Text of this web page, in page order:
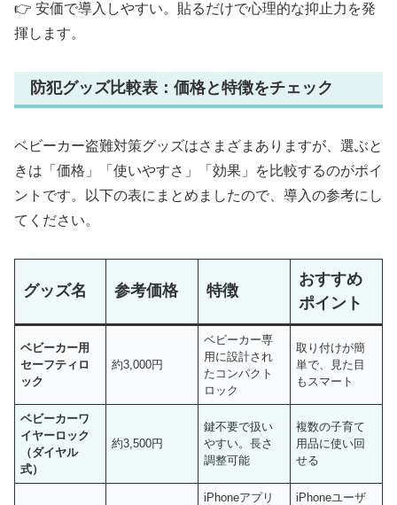
👉 安価で導入しやすい。貼るだけで心理的な抑止力を発
揮します。
防犯グッズ比較表：価格と特徴をチェック
ベビーカー盗難対策グッズはさまざまありますが、選ぶと
きは「価格」「使いやすさ」「効果」を比較するのがポイ
ントです。以下の表にまとめましたので、導入の参考にし
てください。
グッズ名 参考価格 特徴
おすすめ
ポイント
ベビーカー用
セーフティロ
ック
約3,000円
ベビーカー専
用に設計され
たコンパクト
ロック
取り付けが簡
単で、見た目
もスマート
ベビーカーワ
イヤーロック
（ダイヤル
式）
約3,500円
鍵不要で扱い
やすい。長さ
調整可能
複数の子育て
用品に使い回
せる
iPhoneアプリ
iPhoneユーザ